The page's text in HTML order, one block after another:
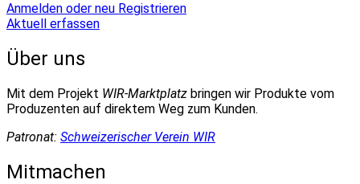
Anmelden oder neu Registrieren
Aktuell erfassen
Über uns
Mit dem Projekt WIR-Marktplatz bringen wir Produkte vom
Produzenten auf direktem Weg zum Kunden.
Patronat: Schweizerischer Verein WIR
Mitmachen